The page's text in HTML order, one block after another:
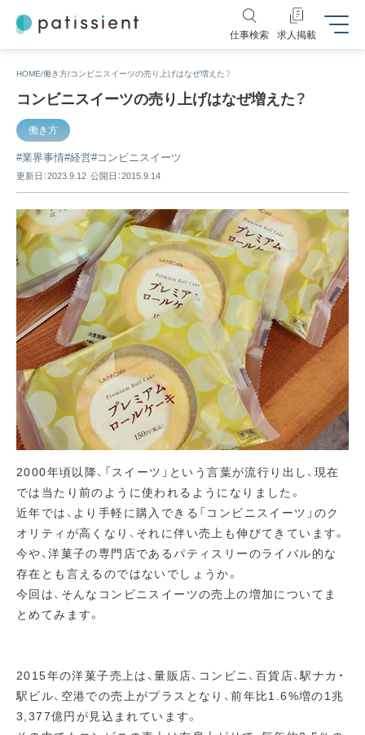
仕事検索 求人掲載
HOME 働き方 コンビニスイーツの売り上げはなぜ増えた？
コンビニスイーツの売り上げはなぜ増えた？
働き方
業界事情 経営 コンビニスイーツ
更新日：2023.9.12 公開日：2015.9.14
2000年頃以降、「スイーツ」という言葉が流行り出し、現在
では当たり前のように使われるようになりました。
近年では、より手軽に購入できる「コンビニスイーツ」のク
オリティが高くなり、それに伴い売上も伸びてきています。
今や、洋菓子の専門店であるパティスリーのライバル的な
存在とも言えるのではないでしょうか。
今回は、そんなコンビニスイーツの売上の増加についてま
とめてみます。
2015年の洋菓子売上は、量販店、コンビニ、百貨店、駅ナカ・
駅ビル、空港での売上がプラスとなり、前年比1.6%増の1兆
3,377億円が見込まれています。